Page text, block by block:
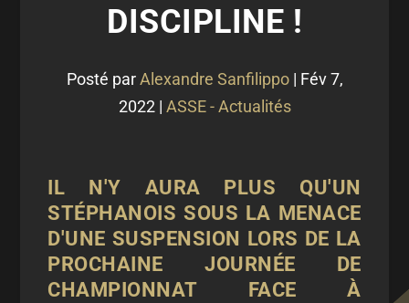
DISCIPLINE !
Posté parAlexandre Sanfilippo| Fév 7,
2022| ASSE - Actualités
IL N'Y AURA PLUS QU'UN
STÉPHANOIS SOUS LA MENACE
D'UNE SUSPENSION LORS DE LA
PROCHAINE JOURNÉE DE
CHAMPIONNAT FACE À